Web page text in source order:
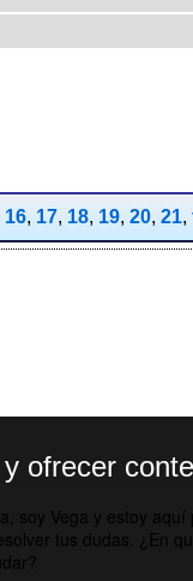
16, 17, 18, 19, 20, 21,
PRIVACIDAD
ofrecer